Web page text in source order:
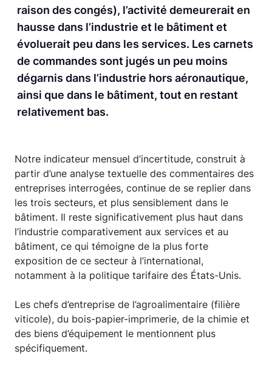
raison des congés), l’activité demeurerait en
hausse dans l’industrie et le bâtiment et
évoluerait peu dans les services. Les carnets
de commandes sont jugés un peu moins
dégarnis dans l’industrie hors aéronautique,
ainsi que dans le bâtiment, tout en restant
relativement bas.
Notre indicateur mensuel d’incertitude, construit à
partir d’une analyse textuelle des commentaires des
entreprises interrogées, continue de se replier dans
les trois secteurs, et plus sensiblement dans le
bâtiment. Il reste significativement plus haut dans
l’industrie comparativement aux services et au
bâtiment, ce qui témoigne de la plus forte
exposition de ce secteur à l’international,
notamment à la politique tarifaire des États-Unis.
Les chefs d’entreprise de l’agroalimentaire (filière
viticole), du bois-papier-imprimerie, de la chimie et
des biens d’équipement le mentionnent plus
spécifiquement.